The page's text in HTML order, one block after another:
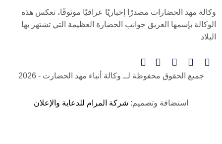
وكالة مهد الحضارات مصدرًا إخباريًا عراقيًا موثوقًا، تعكس هذه
الوكالة بإسمها العريق جوانب الحضارة العظيمة التي تشتهر بها
البلاد
جميع الحقوق محفوظة لــ وكالة أنباء مهد الحضارت - 2026
استضافة وتصميم: شركة المرام للدعاية والإعلان